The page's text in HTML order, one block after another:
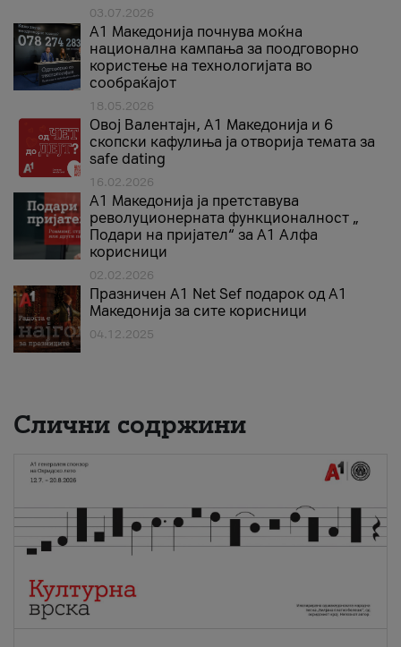
03.07.2026
A1 Македонија почнува моќна
национална кампања за поодговорно
користење на технологијата во
сообраќајот
18.05.2026
Овој Валентајн, A1 Македонија и 6
скопски кафулиња ја отворија темата за
safe dating
16.02.2026
А1 Македонија ја претставува
револуционерната функционалност „
Подари на пријател“ за А1 Алфа
корисници
02.02.2026
Празничен A1 Net Sеf подарок од А1
Македонија за сите корисници
04.12.2025
Слични содржини